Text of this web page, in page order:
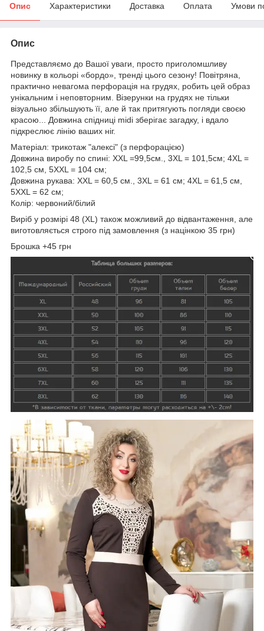
Опис Характеристики Доставка Оплата Умови
Опис
Представляємо до Вашої уваги, просто приголомшливу
новинку в кольорі «бордо», тренді цього сезону! Повітряна,
практично невагома перфорація на грудях, робить цей образ
унікальним і неповторним. Візерунки на грудях не тільки
візуально збільшують її, але й так притягують погляди своєю
красою... Довжина спідниці midi зберігає загадку, і вдало
підкреслює лінію ваших ніг.
Матеріал: трикотаж "алексі" (з перфорацією)
Довжина виробу по спині: XXL =99,5см., 3XL = 101,5см; 4XL =
102,5 см, 5XXL = 104 см;
Довжина рукава: XXL = 60,5 см., 3XL = 61 см; 4XL = 61,5 см,
5XXL = 62 см;
Колір: червоний/білий
Виріб у розмірі 48 (XL) також можливий до відвантаження, але
виготовляється строго під замовлення (з націнкою 35 грн)
Брошка +45 грн